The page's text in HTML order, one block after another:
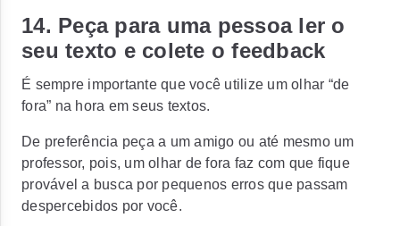
14. Peça para uma pessoa ler o
seu texto e colete o feedback
É sempre importante que você utilize um olhar “de
fora” na hora em seus textos.
De preferência peça a um amigo ou até mesmo um
professor, pois, um olhar de fora faz com que fique
provável a busca por pequenos erros que passam
despercebidos por você.